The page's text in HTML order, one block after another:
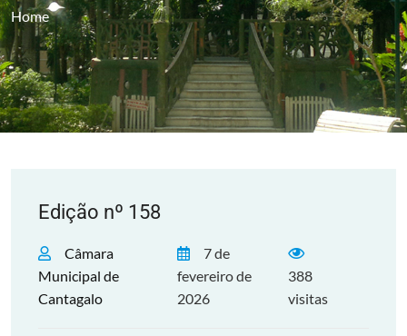
Home
Edição nº 158
Câmara
Municipal de
Cantagalo
7 de
fevereiro de
2026
388
visitas